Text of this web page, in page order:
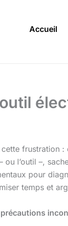
Accueil
frustration
ou l’outil –,
pour
temps et
précautions